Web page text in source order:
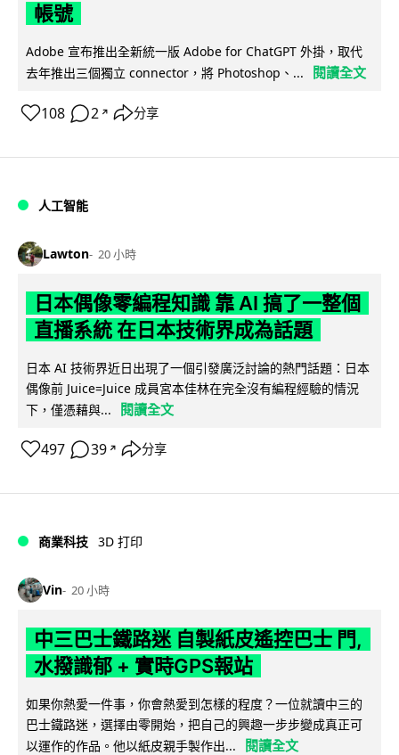
帳號
Adobe 宣布推出全新統一版 Adobe for ChatGPT 外掛，取代
去年推出三個獨立 connector，將 Photoshop、...
閱讀全文
108 2 ↗ 分享
人工智能
Lawton 20 小時
日本偶像零編程知識 靠 AI 搞了一整個
直播系統 在日本技術界成為話題
日本 AI 技術界近日出現了一個引發廣泛討論的熱門話題：日本
偶像前 Juice=Juice 成員宮本佳林在完全沒有編程經驗的情況
下，僅憑藉與...
閱讀全文
497 39 ↗ 分享
商業科技 3D 打印
Vin 20 小時
中三巴士鐵路迷 自製紙皮遙控巴士 門,
水撥識郁 + 實時GPS報站
如果你熱愛一件事，你會熱愛到怎樣的程度？一位就讀中三的
巴士鐵路迷，選擇由零開始，把自己的興趣一步步變成真正可
以運作的作品。他以紙皮親手製作出...
閱讀全文